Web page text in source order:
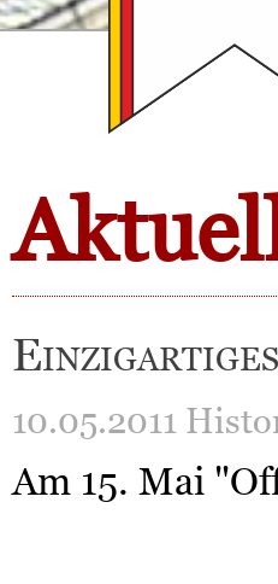
10.05.2011
Am 15. Mai